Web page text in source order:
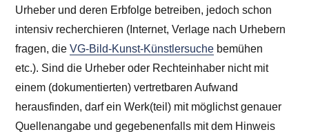
Urheber und deren Erbfolge betreiben, jedoch schon
intensiv recherchieren (Internet, Verlage nach Urhebern
fragen, dieVG-Bild-Kunst-Künstlersuche bemühen
etc.). Sind die Urheber oder Rechteinhaber nicht mit
einem (dokumentierten) vertretbaren Aufwand
herausfinden, darf ein Werk(teil) mit möglichst genauer
Quellenangabe und gegebenenfalls mit dem Hinweis